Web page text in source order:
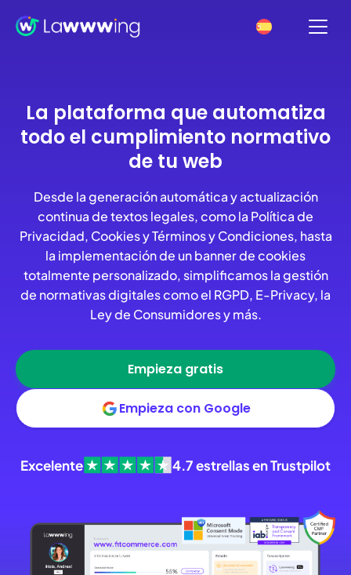
La plataforma que automatiza
todo el cumplimiento normativo
de tu web
Desde la generación automática y actualización
continua de textos legales, como la Política de
Privacidad, Cookies y Términos y Condiciones, hasta
la implementación de un banner de cookies
totalmente personalizado, simplificamos la gestión
de normativas digitales como el RGPD, E-Privacy, la
Ley de Consumidores y más.
Empieza gratis
Empieza con Google
Excelente 4.7estrellas en Trustpilot